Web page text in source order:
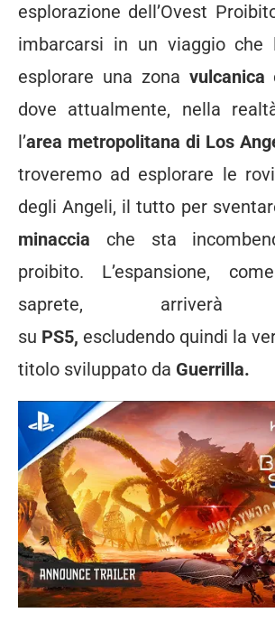
esplorazione dell’Ovest
imbarcarsi in un viaggio che
esplorare una zona vulcanica
dove attualmente, nella
l’area metropolitana di Los
troveremo ad esplorare le
degli Angeli, il tutto per
minaccia che sta
proibito. L’espansione,
saprete, arriverà
su PS5, escludendo quindi la
titolo sviluppato da Guerrilla.